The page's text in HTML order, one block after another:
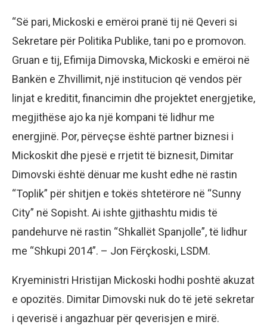
“Së pari, Mickoski e emëroi pranë tij në Qeveri si
Sekretare për Politika Publike, tani po e promovon.
Gruan e tij, Efimija Dimovska, Mickoski e emëroi në
Bankën e Zhvillimit, një institucion që vendos për
linjat e kreditit, financimin dhe projektet energjetike,
megjithëse ajo ka një kompani të lidhur me
energjinë. Por, përveçse është partner biznesi i
Mickoskit dhe pjesë e rrjetit të biznesit, Dimitar
Dimovski është dënuar me kusht edhe në rastin
“Toplik” për shitjen e tokës shtetërore në “Sunny
City” në Sopisht. Ai ishte gjithashtu midis të
pandehurve në rastin “Shkallët Spanjolle”, të lidhur
me “Shkupi 2014”. – Jon Fërçkoski, LSDM.
Kryeministri Hristijan Mickoski hodhi poshtë akuzat
e opozitës. Dimitar Dimovski nuk do të jetë sekretar
i qeverisë i angazhuar për qeverisjen e mirë.